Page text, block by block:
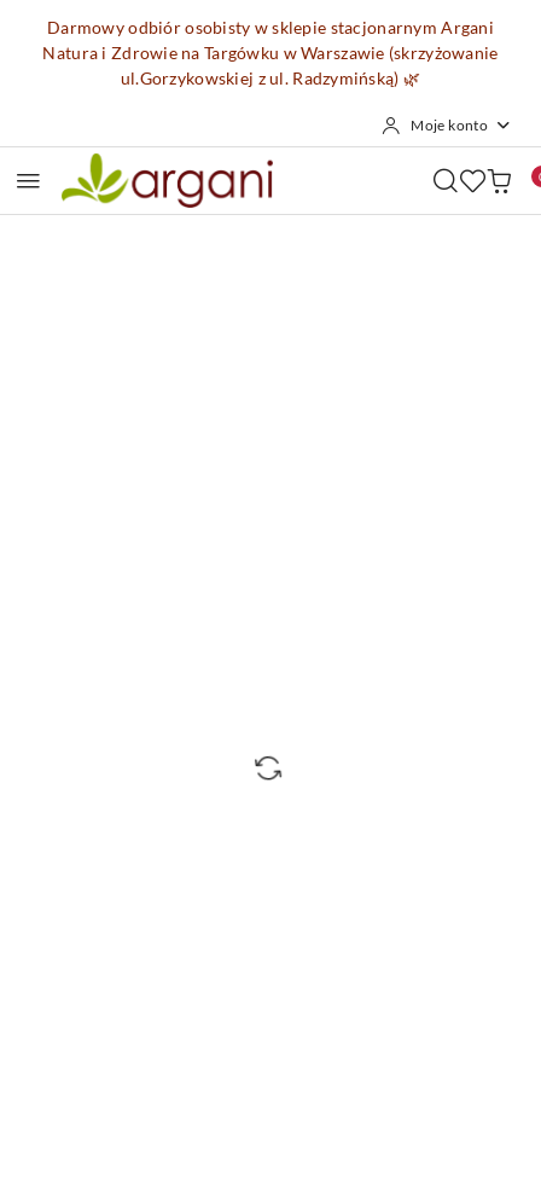
Przejdź do treści głównej
Przejdź do wyszukiwarki
Przejdź do moje konto
Przejdź do menu głównego
Przejdź do opisu produktu
Przejdź do stopki
Darmowy odbiór osobisty w sklepie stacjonarnym Argani
Natura i Zdrowie na Targówku w Warszawie (skrzyżowanie
ul.Gorzykowskiej z ul. Radzymińską) 🌿
Moje konto